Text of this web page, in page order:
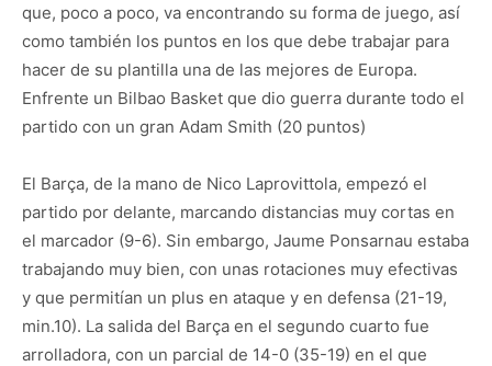
que, poco a poco, va encontrando su forma de juego, así
como también los puntos en los que debe trabajar para
hacer de su plantilla una de las mejores de Europa.
Enfrente un Bilbao Basket que dio guerra durante todo el
partido con un gran Adam Smith (20 puntos)
El Barça, de la mano de Nico Laprovittola, empezó el
partido por delante, marcando distancias muy cortas en
el marcador (9-6). Sin embargo, Jaume Ponsarnau estaba
trabajando muy bien, con unas rotaciones muy efectivas
y que permitían un plus en ataque y en defensa (21-19,
min.10). La salida del Barça en el segundo cuarto fue
arrolladora, con un parcial de 14-0 (35-19) en el que